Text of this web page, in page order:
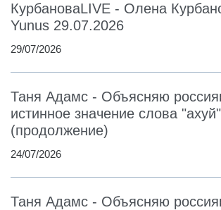
КурбановаLIVE - Олена
Yunus 29.07.2026
29/07/2026
Таня Адамс - Объясняю
истинное значение слова "ахуй"
(продолжение)
24/07/2026
Таня Адамс - Объясняю